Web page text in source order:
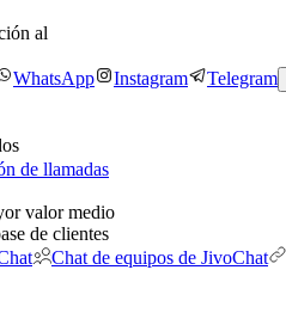
al
WhatsApp Instagram Telegram
de llamadas
valor medio
de clientes
Chat de equipos de JivoChat